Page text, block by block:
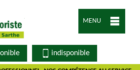
MENU
indisponible